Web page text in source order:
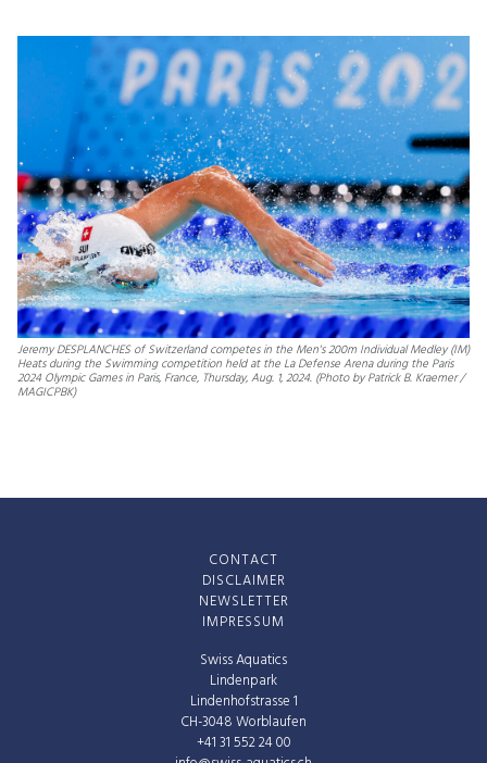
Jeremy DESPLANCHES of Switzerland competes in the Men's 200m Individual Medley (IM)
Heats during the Swimming competition held at the La Defense Arena during the Paris
2024 Olympic Games in Paris, France, Thursday, Aug. 1, 2024. (Photo by Patrick B. Kraemer /
MAGICPBK)
Swiss Aquatics
Lindenpark
Lindenhofstrasse 1
CH-3048 Worblaufen
+41 31 552 24 00
CONTACT
DISCLAIMER
NEWSLETTER
IMPRESSUM